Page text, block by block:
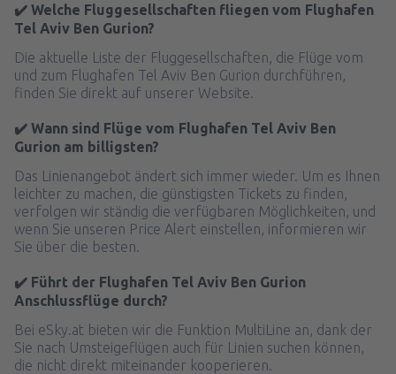
✔️ Welche Fluggesellschaften fliegen vom Flughafen
Tel Aviv Ben Gurion?
Die aktuelle Liste der Fluggesellschaften, die Flüge vom
und zum Flughafen Tel Aviv Ben Gurion durchführen,
finden Sie direkt auf unserer Website.
✔️ Wann sind Flüge vom Flughafen Tel Aviv Ben
Gurion am billigsten?
Das Linienangebot ändert sich immer wieder. Um es Ihnen
leichter zu machen, die günstigsten Tickets zu finden,
verfolgen wir ständig die verfügbaren Möglichkeiten, und
wenn Sie unseren Price Alert einstellen, informieren wir
Sie über die besten.
✔️ Führt der Flughafen Tel Aviv Ben Gurion
Anschlussflüge durch?
Bei eSky.at bieten wir die Funktion MultiLine an, dank der
Sie nach Umsteigeflügen auch für Linien suchen können,
die nicht direkt miteinander kooperieren.